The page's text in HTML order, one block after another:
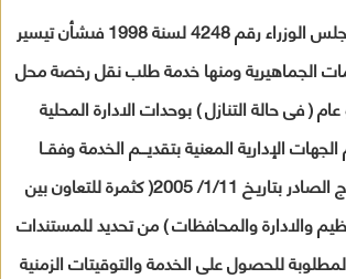
وفقا لقرار رئيس مجلس الوزراء رقم 4248 لسنة 1998 فىشأن تيسير
الجماهيرية ومنها خدمة طلب نقل رخصة محل
( فى حالة التنازل ) بوحدات الادارة المحلية
الإدارية المعنية بتقديـــم الخدمة وفقــا
للــوارد بهــذا النموذج الصادر بتاريـخ 1/11/ 2005( كثمرة للتعاون بين
والادارة والمحافظات ) من تحديد للمستندات
للحصول على الخدمة والتوقيتات الزمنية